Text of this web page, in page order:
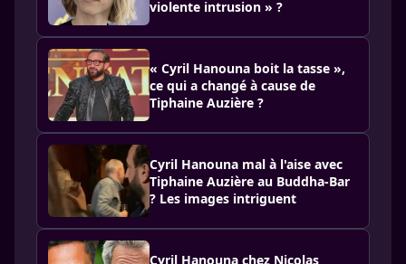
violente intrusion » ?
« Cyril Hanouna boit la tasse »,
ce qui a changé à cause de
Tiphaine Auzière ?
Cyril Hanouna mal à l'aise avec
Tiphaine Auzière au Buddha-Bar
? Les images intriguent
Cyril Hanouna chez Nicolas